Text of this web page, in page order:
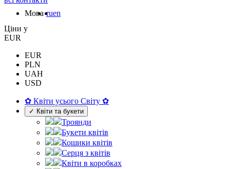
Мова ruen
Цiни у
EUR
EUR
PLN
UAH
USD
✿ Квіти усього Світу ✿
✓ Квіти та букети
Троянди
Букети квітів
Кошики квітів
Серця з квітів
Квіти в коробках